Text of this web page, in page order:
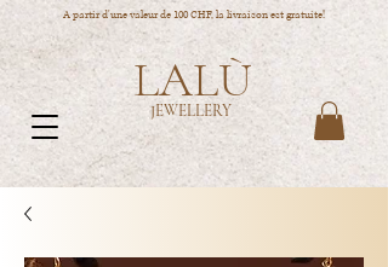
A partir d'une valeur de 100 CHF, la livraison est gratuite!
LALÙ
JEWELLERY